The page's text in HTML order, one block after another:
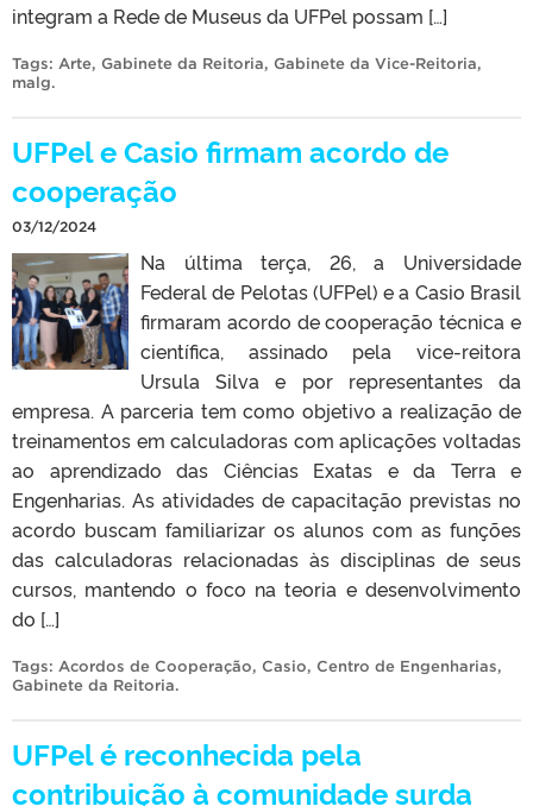
integram a Rede de Museus da UFPel possam […]
Tags: Arte, Gabinete da Reitoria, Gabinete da Vice-Reitoria,
malg.
UFPel e Casio firmam acordo de
cooperação
03/12/2024
Na última terça, 26, a Universidade
Federal de Pelotas (UFPel) e a Casio Brasil
firmaram acordo de cooperação técnica e
científica, assinado pela vice-reitora
Ursula Silva e por representantes da
empresa. A parceria tem como objetivo a realização de
treinamentos em calculadoras com aplicações voltadas
ao aprendizado das Ciências Exatas e da Terra e
Engenharias. As atividades de capacitação previstas no
acordo buscam familiarizar os alunos com as funções
das calculadoras relacionadas às disciplinas de seus
cursos, mantendo o foco na teoria e desenvolvimento
do […]
Tags: Acordos de Cooperação, Casio, Centro de Engenharias,
Gabinete da Reitoria.
UFPel é reconhecida pela
contribuição à comunidade surda